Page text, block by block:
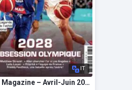
IT
Basket Magazine – Avril-Juin 2026